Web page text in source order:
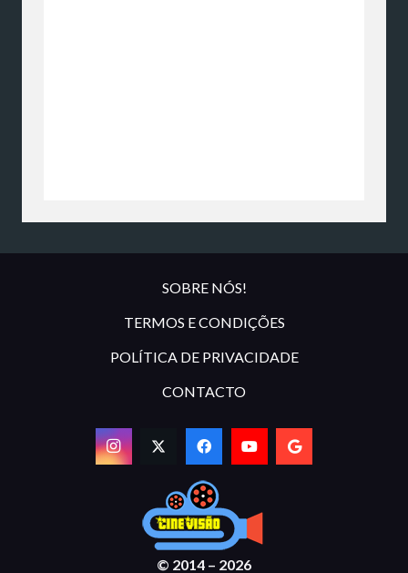
SOBRE NÓS!
TERMOS E CONDIÇÕES
POLÍTICA DE PRIVACIDADE
CONTACTO
© 2014 – 2026